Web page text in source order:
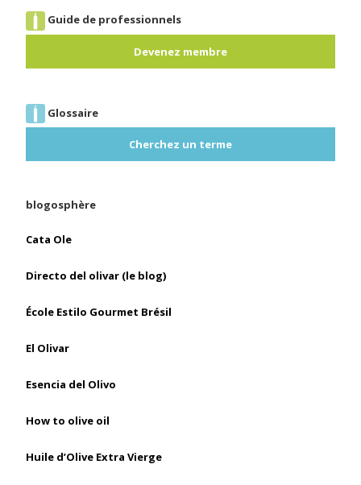
Guide de professionnels
Devenez membre
Glossaire
Cherchez un terme
blogosphère
Cata Ole
Directo del olivar (le blog)
École Estilo Gourmet Brésil
El Olivar
Esencia del Olivo
How to olive oil
Huile d’Olive Extra Vierge